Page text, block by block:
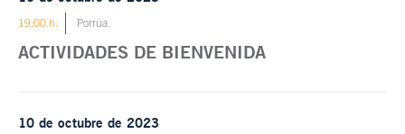
19:00 h. Porrúa.
ACTIVIDADES DE BIENVENIDA
10 de octubre de 2023